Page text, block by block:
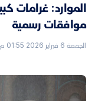
الموارد: غرامات
موافقات رسمية
الجمعة 6 فبراير 2026 01:55 م